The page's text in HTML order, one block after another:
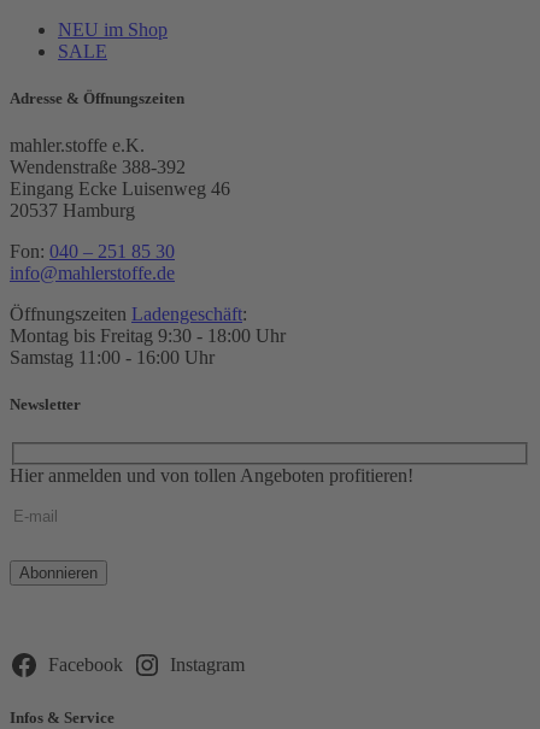
NEU im Shop
SALE
Adresse & Öffnungszeiten
mahler.stoffe e.K.
Wendenstraße 388-392
Eingang Ecke Luisenweg 46
20537 Hamburg
Fon: 040 – 251 85 30
info@mahlerstoffe.de
Öffnungszeiten Ladengeschäft:
Montag bis Freitag 9:30 - 18:00 Uhr
Samstag 11:00 - 16:00 Uhr
Newsletter
Hier anmelden und von tollen Angeboten profitieren!
Bitte
lasse
leer.
Facebook Instagram
Infos & Service